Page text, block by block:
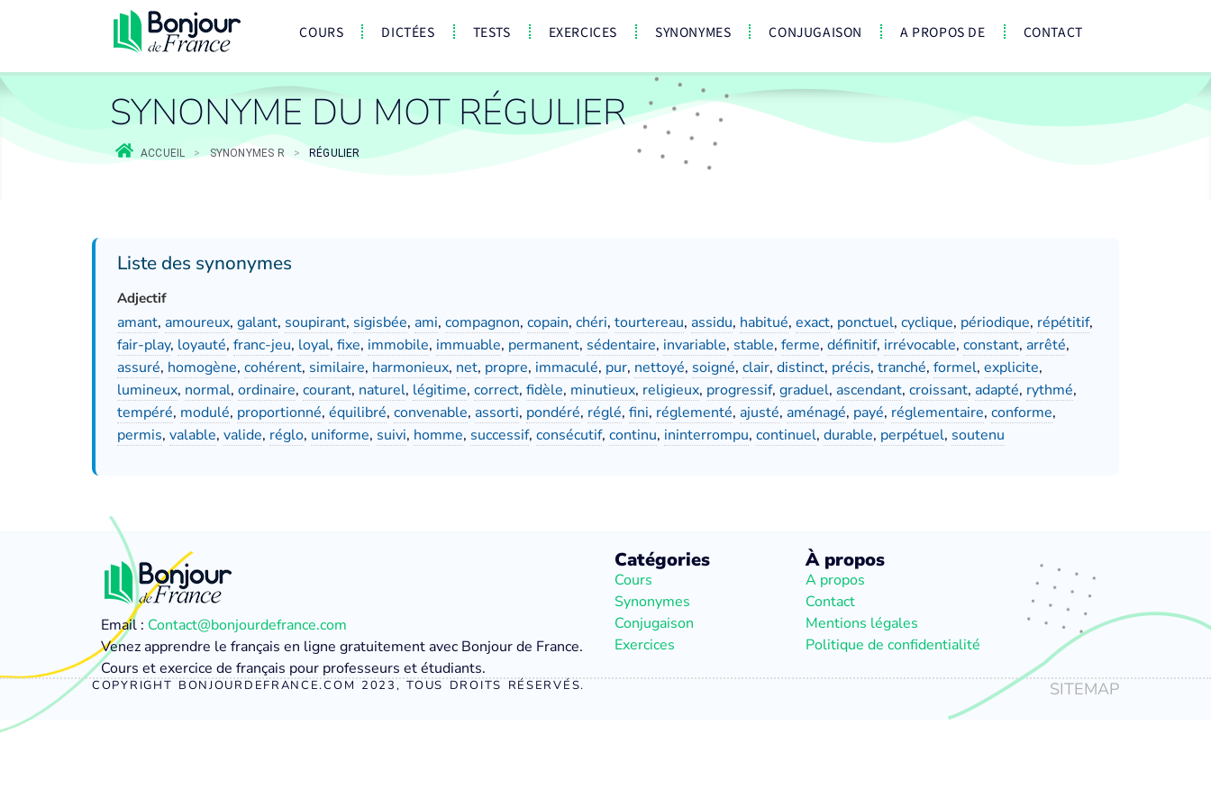
COURS DICTÉES TESTS EXERCICES SYNONYMES CONJUGAISON A PROPOS DE CONTACT
SYNONYME DU MOT RÉGULIER
ACCUEIL > SYNONYMES R > RÉGULIER
Liste des synonymes
Adjectif
amant, amoureux, galant, soupirant, sigisbée, ami, compagnon, copain, chéri, tourtereau, assidu, habitué, exact, ponctuel, cyclique, périodique, répétitif,
fair-play, loyauté, franc-jeu, loyal, fixe, immobile, immuable, permanent, sédentaire, invariable, stable, ferme, définitif, irrévocable, constant, arrêté,
assuré, homogène, cohérent, similaire, harmonieux, net, propre, immaculé, pur, nettoyé, soigné, clair, distinct, précis, tranché, formel, explicite,
lumineux, normal, ordinaire, courant, naturel, légitime, correct, fidèle, minutieux, religieux, progressif, graduel, ascendant, croissant, adapté, rythmé,
tempéré, modulé, proportionné, équilibré, convenable, assorti, pondéré, réglé, fini, réglementé, ajusté, aménagé, payé, réglementaire, conforme,
permis, valable, valide, réglo, uniforme, suivi, homme, successif, consécutif, continu, ininterrompu, continuel, durable, perpétuel, soutenu
Email : Contact@bonjourdefrance.com
Venez apprendre le français en ligne gratuitement avec Bonjour de France.
Cours et exercice de français pour professeurs et étudiants.
Catégories
Cours
Synonymes
Conjugaison
Exercices
À propos
A propos
Contact
Mentions légales
Politique de confidentialité
COPYRIGHT BONJOURDEFRANCE.COM 2023, TOUS DROITS RÉSERVÉS. SITEMAP